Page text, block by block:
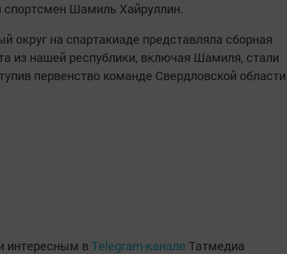
спортсмен Шамиль Хайруллин.
округ на спартакиаде представляла сборная
из нашей республики, включая Шамиля, стали
первенство команде Свердловской
интересным в Telegram-канале Татмедиа